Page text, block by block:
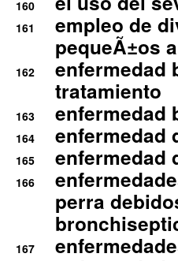
160
161
empleo de
pequeÃ±os
162
enfermedad
tratamiento
163 enfermedad
164 enfermedad
165 enfermedad
166
perra
167